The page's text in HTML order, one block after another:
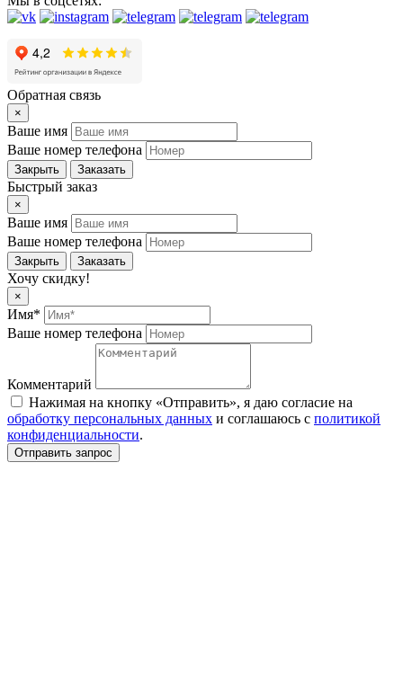
Обратная связь
×
Ваше имя
Ваше номер телефона
Закрыть Заказать
Быстрый заказ
×
Ваше имя
Ваше номер телефона
Закрыть Заказать
Хочу скидку!
×
Имя*
Ваше номер телефона
Комментарий
Нажимая на кнопку «Отправить», я даю согласие на
обработку персональных данных и соглашаюсь c политикой
конфиденциальности.
Отправить запрос